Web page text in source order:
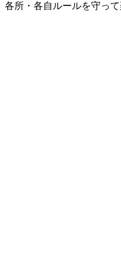
各所・各自ルールを守っ